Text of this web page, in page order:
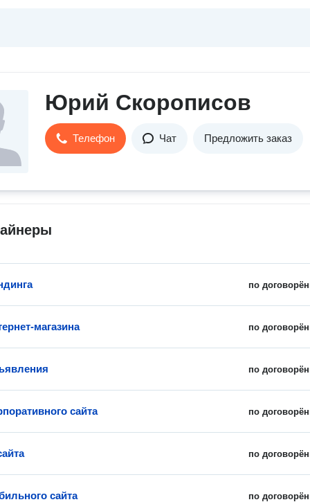
Юрий Скорописов
Телефон Чат Предложить заказ
по
по
магазина
по
по
сайта
по
по
сайта